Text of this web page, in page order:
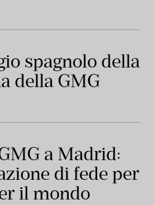
spagnolo della
della GMG
a Madrid:
di fede per
il mondo